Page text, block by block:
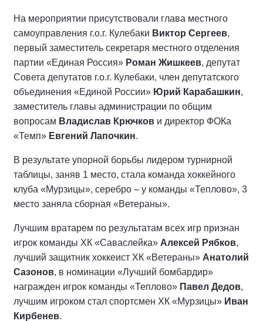
На мероприятии присутствовали глава местного
самоуправления г.о.г. Кулебаки Виктор Сергеев,
первый заместитель секретаря местного отделения
партии «Единая Россия» Роман Жишкеев, депутат
Совета депутатов г.о.г. Кулебаки, член депутатского
объединения «Единой России» Юрий Карабашкин,
заместитель главы администрации по общим
вопросам Владислав Крючков и директор ФОКа
«Темп» Евгений Лапочкин.
В результате упорной борьбы лидером турнирной
таблицы, заняв 1 место, стала команда хоккейного
клуба «Мурзицы», серебро – у команды «Теплово», 3
место заняла сборная «Ветераны».
Лучшим вратарем по результатам всех игр признан
игрок команды ХК «Саваслейка» Алексей Рябков,
лучший защитник хоккеист ХК «Ветераны» Анатолий
Сазонов, в номинации «Лучший бомбардир»
награжден игрок команды «Теплово» Павел Дедов,
лучшим игроком стал спортсмен ХК «Мурзицы» Иван
Кирбенев.